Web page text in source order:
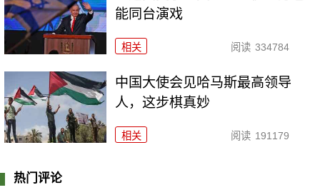
能同台演戏
相关 阅读 334784
中国大使会见哈马斯最高领导
人，这步棋真妙
相关 阅读 191179
热门评论